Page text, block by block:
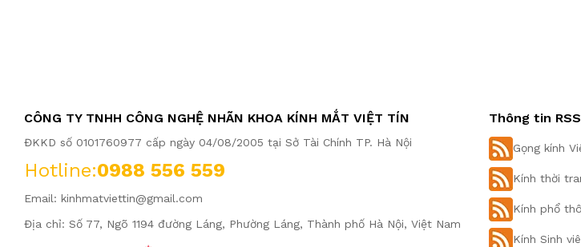
CÔNG TY TNHH CÔNG NGHỆ NHÃN KHOA KÍNH MẮT VIỆT TÍN
ĐKKD số 0101760977 cấp ngày 04/08/2005 tại Sở Tài Chính TP. Hà Nội
Hotline:0988 556 559
Email: kinhmatviettin@gmail.com
Địa chỉ: Số 77, Ngõ 1194 đường Láng, Phường Láng, Thành phố Hà Nội, Việt Nam
Thông tin RSS
Gọng kính
Kính thời
Kính phổ
Kính Sinh